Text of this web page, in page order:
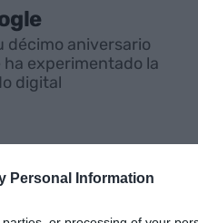
Personal Information
décimo aniversario
experimentado la
digital